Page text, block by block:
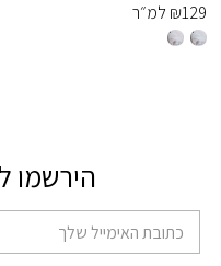
₪129 למ״ר
הירשמו
דוא׳׳ל